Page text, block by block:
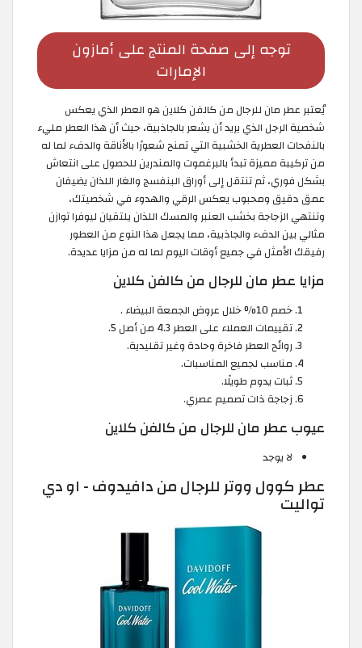
توجه إلى صفحة المنتج على أمازون
الإمارات
يُعتبر عطر مان للرجال من كالفن كلاين هو العطر الذي يعكس
شخصية الرجل الذي يريد أن يشعر بالجاذبية، حيث أن هذا العطر مليء
بالنفحات العطرية الخشبية التي تمنح شعورًا بالأناقة والدفء لما له
من تركيبة مميزة تبدأ بالبرغموت والمندرين للحصول على انتعاش
بشكل فوري، ثم تنتقل إلى أوراق البنفسج والغار اللذان يضيفان
عمق دقيق ومحبوب يعكس الرقي والهدوء في شخصيتك،
وتنتهي الزجاجة بخشب العنبر والمسك اللذان يلتقيان ليوفرا توازن
مثالي بين الدفء والجاذبية، مما يجعل هذا النوع من العطور
رفيقك الأمثل في جميع أوقات اليوم لما له من مزايا عديدة.
مزايا عطر مان للرجال من كالفن كلاين
خصم 10% خلال عروض الجمعة البيضاء .
تقييمات العملاء على العطر 4.3 من أصل 5.
روائح العطر فاخرة وحادة وغير تقليدية.
مناسب لجميع المناسبات.
ثبات يدوم طويلًا.
زجاجة ذات تصميم عصري.
عيوب عطر مان للرجال من كالفن كلاين
لا يوجد
عطر كوول ووتر للرجال من دافيدوف - او دي
تواليت